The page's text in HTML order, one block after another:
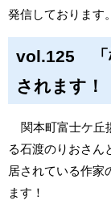
発信しております。
vol.125 「
されます！
関本町富士ケ丘
る石渡のりおさん
居されている作家
ます！